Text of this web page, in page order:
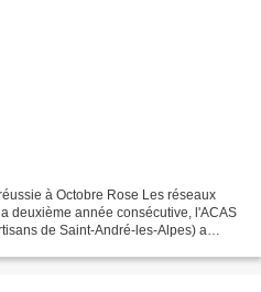
à Octobre Rose Les réseaux
deuxième année consécutive, l'ACAS
de Saint-André-les-Alpes) a